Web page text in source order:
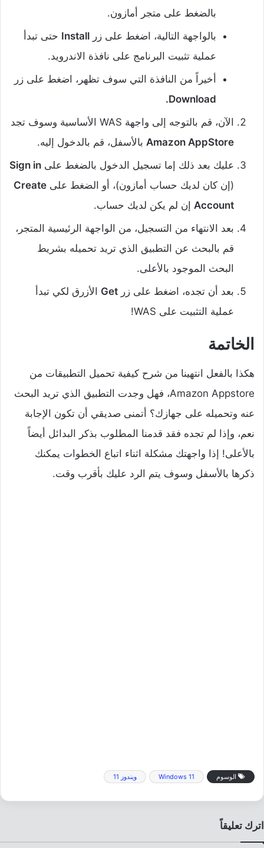
بالضغط على متجر أمازون.
بالواجهة التالية، اضغط على زر Install حتى تبدأ
عملية تثبيت البرنامج على نافذة الاندرويد.
أخيراً من النافذة التي سوف تظهر، اضغط على زر
Download.
الآن، قم بالتوجه إلى واجهة WAS الأساسية وسوف تجد
Amazon AppStore بالأسفل، قم بالدخول إليه.
عليك بعد ذلك إما تسجيل الدخول بالضغط على Sign in
(إن كان لديك حساب أمازون)، أو الضغط على Create
Account إن لم يكن لديك حساب.
بعد الانتهاء من التسجيل، من الواجهة الرئيسية المتجر،
قم بالبحث عن التطبيق الذي تريد تحميله بشريط
البحث الموجود بالأعلى.
بعد أن تجده، اضغط على زر Get الأزرق لكي تبدأ
عملية التثبيت على WAS!
الخاتمة
هكذا بالفعل انتهينا من شرح كيفية تحميل التطبيقات من
Amazon Appstore، فهل وجدت التطبيق الذي تريد البحث
عنه وتحميله على جهازك؟ أتمنى صديقي أن تكون الإجابة
نعم، وإذا لم تجده فقد قدمنا المطلوب بذكر البدائل أيضاً
بالأعلى! إذا واجهتك مشكلة اثناء اتباع الخطوات يمكنك
ذكرها بالأسفل وسوف يتم الرد عليك بأقرب وقت.
الوسوم Windows 11 ويندوز 11
اترك تعليقاً